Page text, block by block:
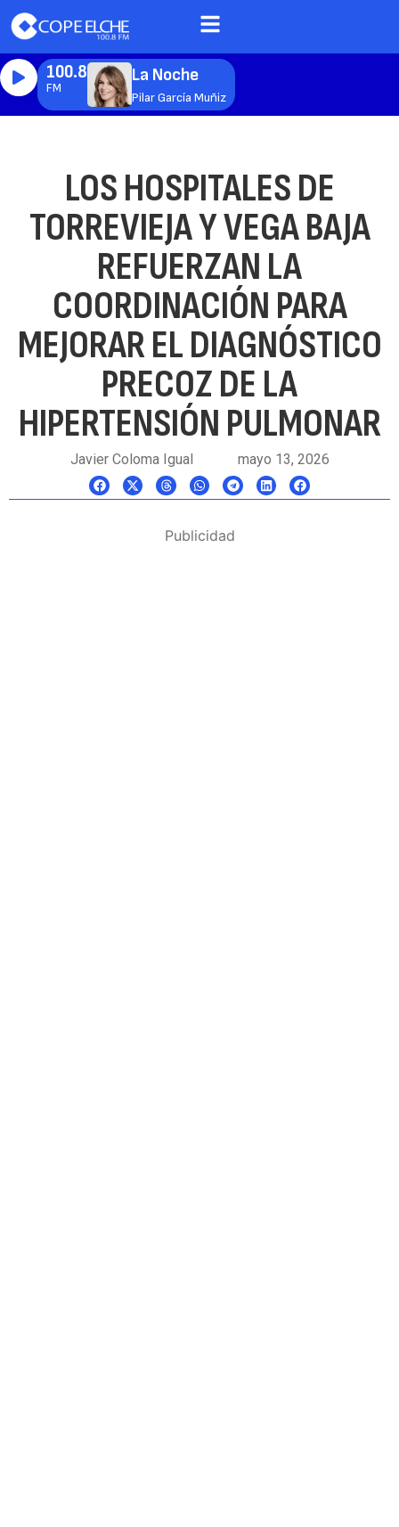
100.8
FM
La Noche
Pilar García Muñiz
LOS HOSPITALES DE
TORREVIEJA Y VEGA BAJA
REFUERZAN LA
COORDINACIÓN PARA
MEJORAR EL DIAGNÓSTICO
PRECOZ DE LA
HIPERTENSIÓN PULMONAR
Javier Coloma Igual mayo 13, 2026
Publicidad